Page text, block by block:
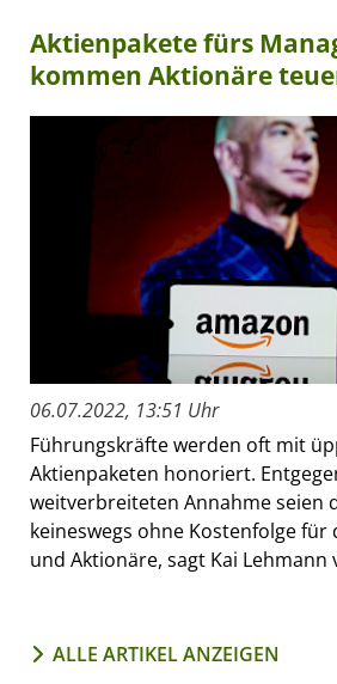
Aktienpakete fürs
kommen Aktionäre
06.07.2022, 13:51 Uhr
Führungskräfte werden oft mit
Aktienpaketen honoriert.
weitverbreiteten Annahme seien
keineswegs ohne Kostenfolge
und Aktionäre, sagt Kai Lehmann
ALLE ARTIKEL ANZEIGEN